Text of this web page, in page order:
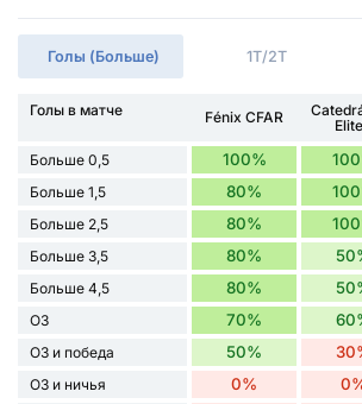
Голы (Больше) 1Т/2Т
Голы в матче Fénix CFAR
Больше 0,5 100%
Больше 1,5 80%
Больше 2,5 80%
Больше 3,5 80%
Больше 4,5 80%
ОЗ 70%
ОЗ и победа 50%
ОЗ и ничья 0%